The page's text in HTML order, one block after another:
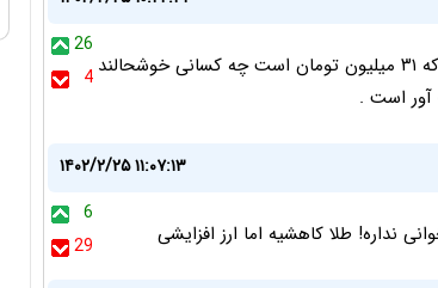
26
4 قیمت سکه در اردیبهشت ماه سال ۱۳ میلیون تومان بود ولی الان که ۳۱ میلیون تومان است چه کسانی خوشحالند
آور است .
۱۴۰۲/۲/۲۵ ۱۱:۰۷:۱۳
6
29
نداره! طلا کاهشیه اما ارز افزایشی